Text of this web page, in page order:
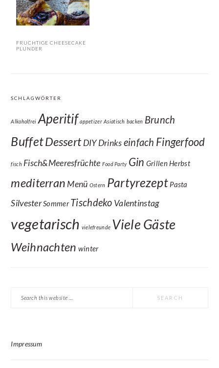
FRUCHTIGE CHEESECAKE
PLUNDER
SCHLAGWÖRTER
Alkoholfrei Aperitif appetizer Asiatisch backen Brunch
BuffetDessert DIY Drinkseinfach Fingerfood
fisch Fisch&Meeresfrüchte Food Party Gin Grillen Herbst
mediterran Menü Ostern Partyrezept Pasta
SilvesterSommer Tischdeko Valentinstag
vegetarisch vielefreunde Viele Gäste
Weihnachten winter
Impressum